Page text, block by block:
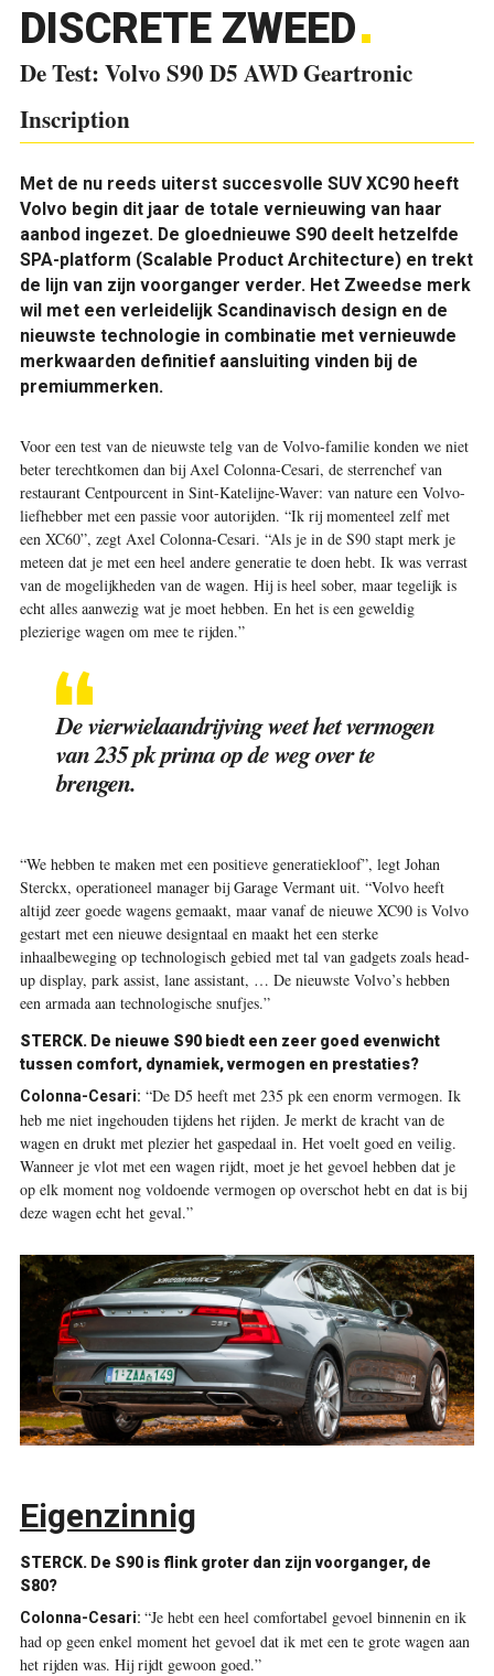
DISCRETE ZWEED
De Test: Volvo S90 D5 AWD Geartronic
Inscription
Met de nu reeds uiterst succesvolle SUV XC90 heeft
Volvo begin dit jaar de totale vernieuwing van haar
aanbod ingezet. De gloednieuwe S90 deelt hetzelfde
SPA-platform (Scalable Product Architecture) en trekt
de lijn van zijn voorganger verder. Het Zweedse merk
wil met een verleidelijk Scandinavisch design en de
nieuwste technologie in combinatie met vernieuwde
merkwaarden definitief aansluiting vinden bij de
premiummerken.
Voor een test van de nieuwste telg van de Volvo-familie konden we niet
beter terechtkomen dan bij Axel Colonna-Cesari, de sterrenchef van
restaurant Centpourcent in Sint-Katelijne-Waver: van nature een Volvo-
liefhebber met een passie voor autorijden. “Ik rij momenteel zelf met
een XC60”, zegt Axel Colonna-Cesari. “Als je in de S90 stapt merk je
meteen dat je met een heel andere generatie te doen hebt. Ik was verrast
van de mogelijkheden van de wagen. Hij is heel sober, maar tegelijk is
echt alles aanwezig wat je moet hebben. En het is een geweldig
plezierige wagen om mee te rijden.”
De vierwielaandrijving weet het vermogen
van 235 pk prima op de weg over te
brengen.
“We hebben te maken met een positieve generatiekloof”, legt Johan
Sterckx, operationeel manager bij Garage Vermant uit. “Volvo heeft
altijd zeer goede wagens gemaakt, maar vanaf de nieuwe XC90 is Volvo
gestart met een nieuwe designtaal en maakt het een sterke
inhaalbeweging op technologisch gebied met tal van gadgets zoals head-
up display, park assist, lane assistant, … De nieuwste Volvo’s hebben
een armada aan technologische snufjes.”
STERCK. De nieuwe S90 biedt een zeer goed evenwicht
tussen comfort, dynamiek, vermogen en prestaties?
Colonna-Cesari: “De D5 heeft met 235 pk een enorm vermogen. Ik
heb me niet ingehouden tijdens het rijden. Je merkt de kracht van de
wagen en drukt met plezier het gaspedaal in. Het voelt goed en veilig.
Wanneer je vlot met een wagen rijdt, moet je het gevoel hebben dat je
op elk moment nog voldoende vermogen op overschot hebt en dat is bij
deze wagen echt het geval.”
Eigenzinnig
STERCK. De S90 is flink groter dan zijn voorganger, de
S80?
Colonna-Cesari: “Je hebt een heel comfortabel gevoel binnenin en ik
had op geen enkel moment het gevoel dat ik met een te grote wagen aan
het rijden was. Hij rijdt gewoon goed.”